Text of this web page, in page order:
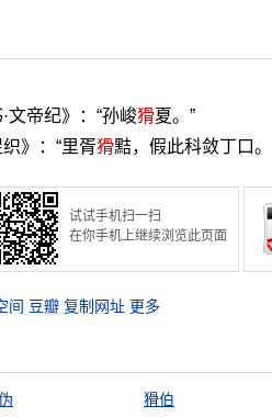
帝纪》：“孙峻猾夏。”
》：“里胥猾黠，假此科敛丁口。
试试手机扫一扫
在你手机上继续浏览此页面
间 豆瓣 复制网址 更多
猾伯